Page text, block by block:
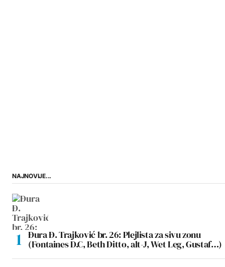
NAJNOVIJE...
Đura Đ. Trajković br. 26: Plejlista za sivu zonu
(Fontaines D.C, Beth Ditto, alt-J, Wet Leg, Gustaf…)